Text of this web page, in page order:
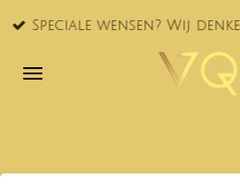
Ga Speciale wensen? Wij